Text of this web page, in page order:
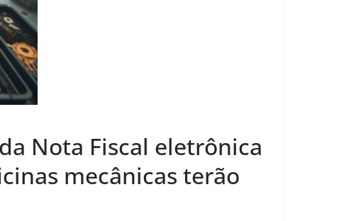
Nota Fiscal eletrônica
mecânicas terão